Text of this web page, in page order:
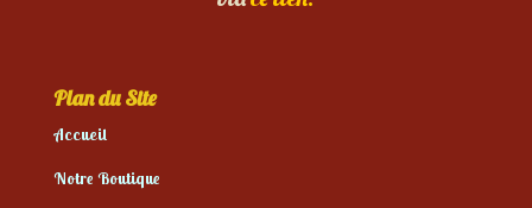
Plan du Site
Accueil
Notre Boutique